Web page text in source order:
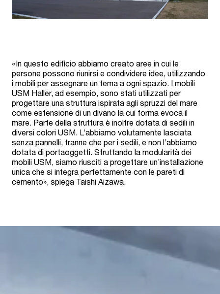
«In questo edificio abbiamo creato aree in cui le
persone possono riunirsi e condividere idee, utilizzando
i mobili per assegnare un tema a ogni spazio. I mobili
USM Haller, ad esempio, sono stati utilizzati per
progettare una struttura ispirata agli spruzzi del mare
come estensione di un divano la cui forma evoca il
mare. Parte della struttura è inoltre dotata di sedili in
diversi colori USM. L’abbiamo volutamente lasciata
senza pannelli, tranne che per i sedili, e non l’abbiamo
dotata di portaoggetti. Sfruttando la modularità dei
mobili USM, siamo riusciti a progettare un’installazione
unica che si integra perfettamente con le pareti di
cemento», spiega Taishi Aizawa.